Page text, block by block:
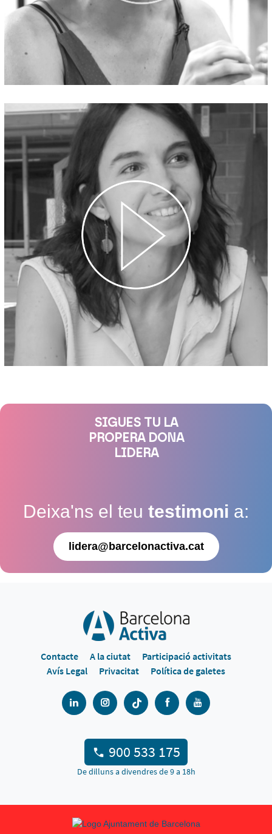
SIGUES TU LA
PROPERA DONA
LIDERA
Deixa'ns el teu testimoni a:
lidera@barcelonactiva.cat
Contacte A la ciutat
Participació activitats
Avís Legal
Privacitat Política de galetes
900 533 175
De dilluns a divendres de 9 a 18h